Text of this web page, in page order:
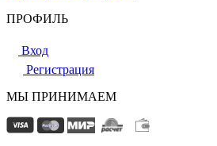
ПРОФИЛЬ
Вход
Регистрация
МЫ ПРИНИМАЕМ